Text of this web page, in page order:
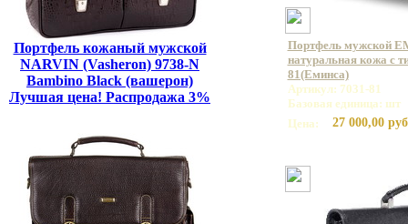
Портфель кожаный мужской
NARVIN (Vasheron) 9738-N
Bambino Black (вашерон)
Лучшая цена! Распродажа 3%
Портфель мужской
натуральная кожа с
81(Еминса)
Артикул: 7031-81
Базовая единица: шт
Цена:
27 000,00